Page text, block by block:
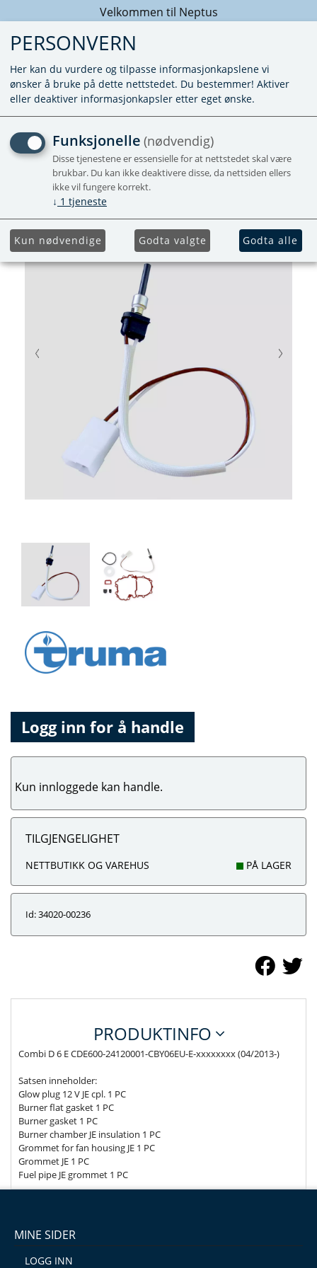
Velkommen til Neptus
COMBI DIESEL SATS
GLØDESTIFT (04/2013 -
03/2022)
Logg inn for å handle
Kun innloggede kan handle.
TILGJENGELIGHET
NETTBUTIKK OG VAREHUS PÅ LAGER
Id: 34020-00236
PRODUKTINFO
Combi D 6 E CDE600-24120001-CBY06EU-E-xxxxxxxx (04/2013-)
Satsen inneholder:
Glow plug 12 V JE cpl. 1 PC
Burner flat gasket 1 PC
Burner gasket 1 PC
Burner chamber JE insulation 1 PC
Grommet for fan housing JE 1 PC
Grommet JE 1 PC
Fuel pipe JE grommet 1 PC
MINE SIDER
LOGG INN
PERSONVERN
Her kan du vurdere og tilpasse informasjonkapslene vi
ønsker å bruke på dette nettstedet. Du bestemmer! Aktiver
eller deaktiver informasjonkapsler etter eget ønske.
Funksjonelle (nødvendig)
Disse tjenestene er essensielle for at nettstedet skal være
brukbar. Du kan ikke deaktivere disse, da nettsiden ellers
ikke vil fungere korrekt.
↓ 1 tjeneste
Kun nødvendige Godta valgte Godta alle